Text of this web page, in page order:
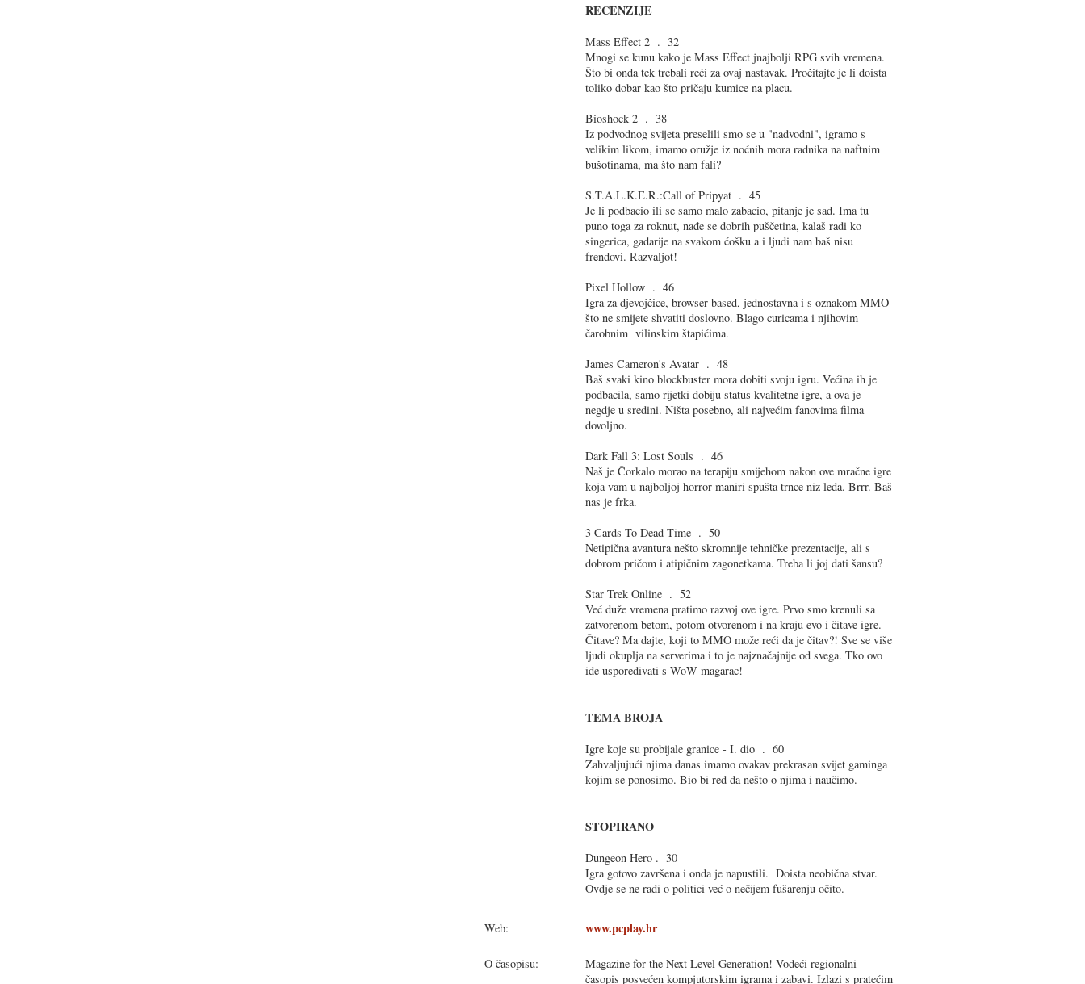
RECENZIJE
Mass Effect 2 . 32
Mnogi se kunu kako je Mass Effect jnajbolji RPG svih vremena.
Što bi onda tek trebali reći za ovaj nastavak. Pročitajte je li doista
toliko dobar kao što pričaju kumice na placu.
Bioshock 2 . 38
Iz podvodnog svijeta preselili smo se u "nadvodni", igramo s
velikim likom, imamo oružje iz noćnih mora radnika na naftnim
bušotinama, ma što nam fali?
S.T.A.L.K.E.R.:Call of Pripyat . 45
Je li podbacio ili se samo malo zabacio, pitanje je sad. Ima tu
puno toga za roknut, nađe se dobrih puščetina, kalaš radi ko
singerica, gadarije na svakom ćošku a i ljudi nam baš nisu
frendovi. Razvaljot!
Pixel Hollow . 46
Igra za djevojčice, browser-based, jednostavna i s oznakom MMO
što ne smijete shvatiti doslovno. Blago curicama i njihovim
čarobnim vilinskim štapićima.
James Cameron's Avatar . 48
Baš svaki kino blockbuster mora dobiti svoju igru. Većina ih je
podbacila, samo rijetki dobiju status kvalitetne igre, a ova je
negdje u sredini. Ništa posebno, ali najvećim fanovima filma
dovoljno.
Dark Fall 3: Lost Souls . 46
Naš je Čorkalo morao na terapiju smijehom nakon ove mračne igre
koja vam u najboljoj horror maniri spušta trnce niz leđa. Brrr. Baš
nas je frka.
3 Cards To Dead Time . 50
Netipična avantura nešto skromnije tehničke prezentacije, ali s
dobrom pričom i atipičnim zagonetkama. Treba li joj dati šansu?
Star Trek Online . 52
Već duže vremena pratimo razvoj ove igre. Prvo smo krenuli sa
zatvorenom betom, potom otvorenom i na kraju evo i čitave igre.
Čitave? Ma dajte, koji to MMO može reći da je čitav?! Sve se više
ljudi okuplja na serverima i to je najznačajnije od svega. Tko ovo
ide uspoređivati s WoW magarac!
TEMA BROJA
Igre koje su probijale granice - I. dio . 60
Zahvaljujući njima danas imamo ovakav prekrasan svijet gaminga
kojim se ponosimo. Bio bi red da nešto o njima i naučimo.
STOPIRANO
Dungeon Hero . 30
Igra gotovo završena i onda je napustili. Doista neobična stvar.
Ovdje se ne radi o politici već o nečijem fušarenju očito.
Web: www.pcplay.hr
O časopisu:
Magazine for the Next Level Generation! Vodeći regionalni
časopis posvećen kompjutorskim igrama i zabavi. Izlazi s pratećim